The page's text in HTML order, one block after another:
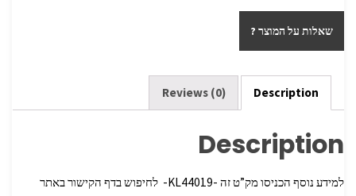
b
o
o
k
tt
er
ar
e
שאלות על המוצר ?
Description
Reviews (0)
Description
למידע נוסף הכניסו מק”ט זה -KL44019- לחיפוש בדף הקישור באתר